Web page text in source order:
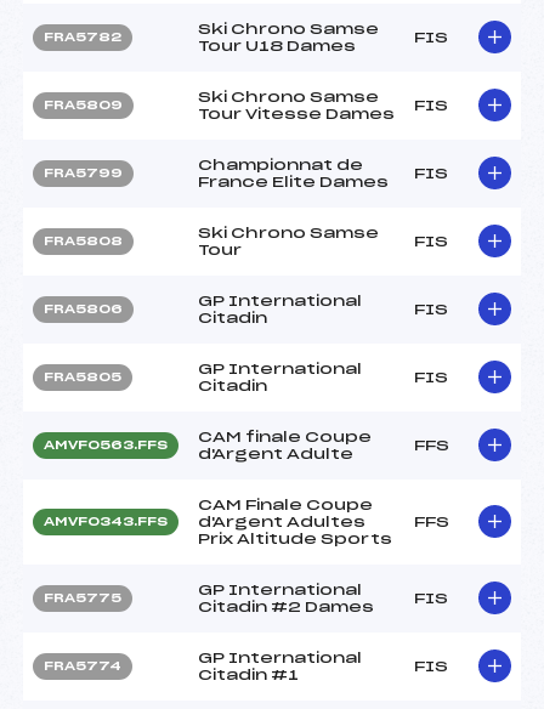
FRA5782
Ski Chrono Samse
Tour U18 Dames
FIS
FRA5809
Ski Chrono Samse
Tour Vitesse Dames
FIS
FRA5799
Championnat de
France Elite Dames
FIS
FRA5808
Ski Chrono Samse
Tour
FIS
FRA5806
GP International
Citadin
FIS
FRA5805
GP International
Citadin
FIS
AMVF0563.FFS
CAM finale Coupe
d'Argent Adulte
FFS
AMVF0343.FFS
CAM Finale Coupe
d'Argent Adultes
Prix Altitude Sports
FFS
FRA5775
GP International
Citadin #2 Dames
FIS
FRA5774
GP International
Citadin #1
FIS